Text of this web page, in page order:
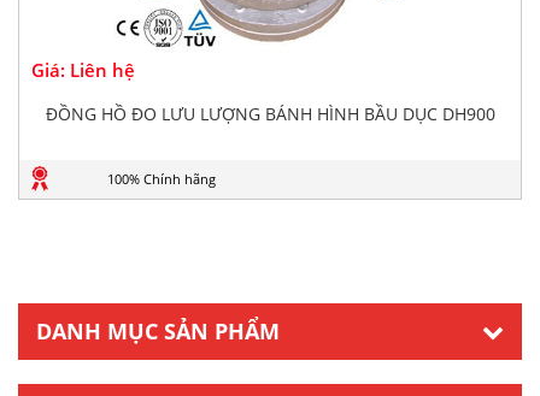
Giá: Liên hệ
ĐỒNG HỒ ĐO LƯU LƯỢNG BÁNH HÌNH BẦU DỤC DH900
100% Chính hãng
DANH MỤC SẢN PHẨM